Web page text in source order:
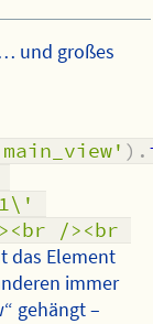
und großes
) .
/><br
das Element
immer
gehängt –